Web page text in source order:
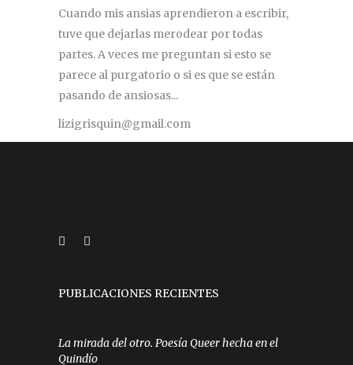
Cuando mis ansias aprendieron a escribir,
tuve que dejarlas merodear por todas
partes. A veces me preguntan si esto se
parece al purgatorio o si es que se están
pasando de ansiosas...
lizigrisquin@gmail.com
PUBLICACIONES RECIENTES
La mirada del otro. Poesía Queer hecha en el
Quindío